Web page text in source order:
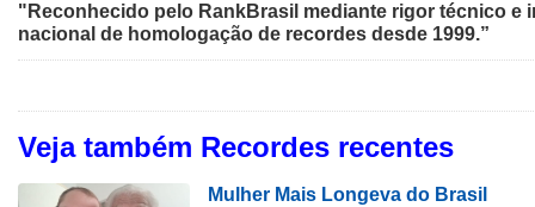
"Reconhecido pelo RankBrasil mediante rigor técnico e
nacional de homologação de recordes desde 1999.”
Veja também Recordes recentes
Mulher Mais Longeva do Brasil